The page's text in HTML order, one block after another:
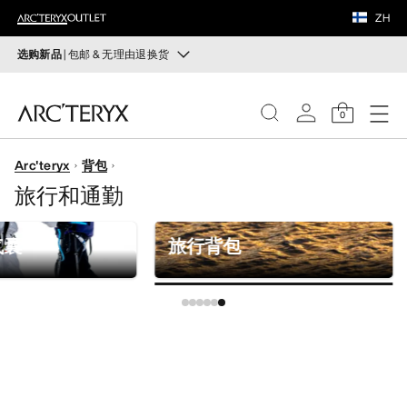
ZH
选购新品| 包邮 & 无理由退换货
运动员的需求，设计师的动力——在优化现有畅销产品的
同时，启发全新的解决方案。新款装备定期上架。
选购女士
无理由退换货
改变主意了？ 30天内购买的符合条件的商品可退换货。
开始免费退货。
0
女士
男士
鞋履
装备
VEILANCE
发现
Arc'teryx 背包
旅行和通勤
旅行背包